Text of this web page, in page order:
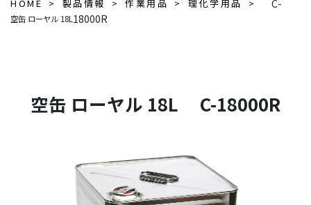
HOME 製品情報 作業用品 理化学用品
空缶 ローヤル 18L
C-
18000R
空缶 ローヤル 18L C-18000R